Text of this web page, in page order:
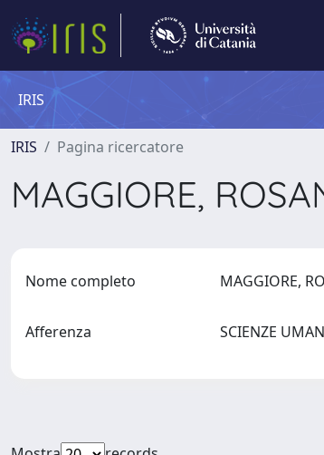
IRIS
IRIS Pagina ricercatore
MAGGIORE,
Nome completo MAGGIORE,
Afferenza SCIENZE